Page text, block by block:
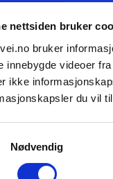
nettsiden bruker
bruker
innebygde videoer
ikke
du vil
Nødvendig
trusselutsatte
overgrep, har du